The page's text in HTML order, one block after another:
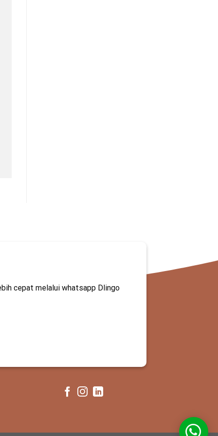
cepat melalui whatsapp Dlingo